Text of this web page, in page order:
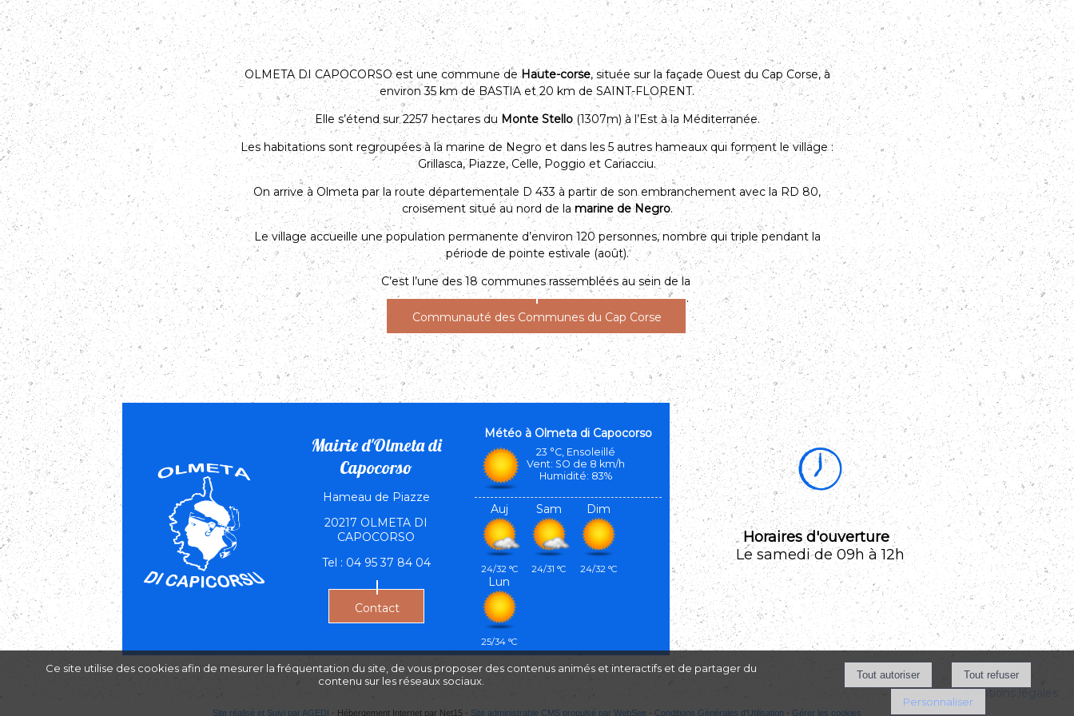
OLMETA DI CAPOCORSO est une commune deHaute-corse, située sur la façade Ouest du Cap Corse, à
environ 35 km de BASTIA et 20 km de SAINT-FLORENT.
Elle s’étend sur 2257 hectares du Monte Stello(1307m) à l’Est à la Méditerranée.
Les habitations sont regroupées à la marine de Negro et dans les 5 autres hameaux qui forment le village :
Grillasca, Piazze, Celle, Poggio et Cariacciu.
On arrive à Olmeta par la route départementale D 433 à partir de son embranchement avec la RD 80,
croisement situé au nord de lamarine de Negro.
Le village accueille une population permanente d’environ 120 personnes, nombre qui triple pendant la
période de pointe estivale (août).
C’est l’une des 18 communes rassemblées au sein de la
Communauté des Communes du Cap Corse
.
Mairie d'Olmeta di
Capocorso
Hameau de Piazze
20217 OLMETA DI
CAPOCORSO
Tel : 04 95 37 84 04
Contact
Olmeta di Capocorso
23 °C, Ensoleillé
Vent: SO de 8 km/h
Humidité: 83%
Auj
24/32 °C
Sam
24/31 °C
Dim
24/32 °C
Lun
25/34 °C
Horaires d'ouverture
Le samedi de 09h à 12h
Mentions légales
Site réalisé et Suivi par AGEDI - Hébergement Internet par Net15 - Site administrable CMS propulsé par WebSee - Conditions Générales d'Utilisation - Gérer les cookies
Ce site utilise des cookies afin de mesurer la fréquentation du site, de vous proposer des contenus animés et interactifs et de partager du
contenu sur les réseaux sociaux.
Personnaliser